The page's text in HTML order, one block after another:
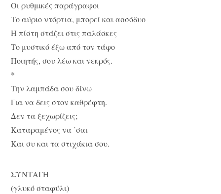
Οι ρυθμικές παράγραφοι
Το αύριο ντόρτια, μπορεί και ασσόδυο
Η πίστη στάζει στις παλάσκες
Το μυστικό έξω από τον τάφο
Ποιητής, σου λέω και νεκρός.
*
Την λαμπάδα σου δίνω
Για να δεις στον καθρέφτη.
Δεν τα ξεχωρίζεις;
Καταραμένος να ΄σαι
Και συ και τα στιχάκια σου.
ΣΥΝΤΑΓΗ
(γλυκό σταφύλι)